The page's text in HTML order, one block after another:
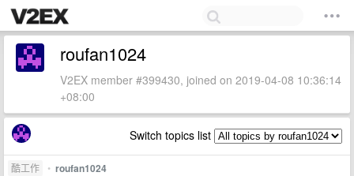
roufan1024
V2EX member #399430, joined on 2019-04-08 10:36:14
+08:00
Switch topics list
酷工作 • roufan1024